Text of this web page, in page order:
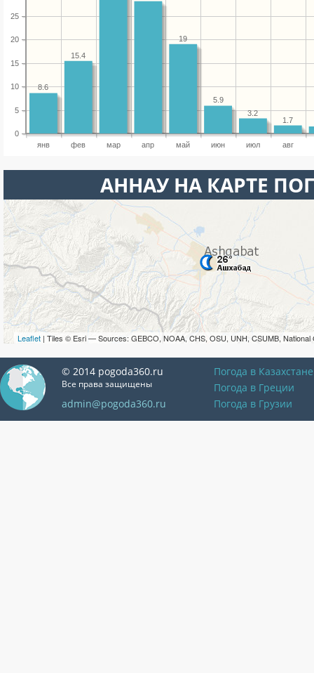
янв фев мар апр май июн июл авг
0
5
10
15
20
25
1.7
3.2
5.9
19
15.4
8.6
АННАУ НА КАРТЕ
Leaflet | Tiles © Esri — Sources: GEBCO, NOAA, CHS, OSU, UNH, CSUMB, National
© 2014 pogoda360.ru
Все права защищены
admin@pogoda360.ru
Погода в Казахстане
Погода в Греции
Погода в Грузии